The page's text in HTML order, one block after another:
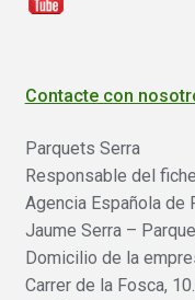
Contacte con
Parquets Serra
Responsable del
Agencia Española de
Jaume Serra –
Domicilio de la
Carrer de la Fosca,